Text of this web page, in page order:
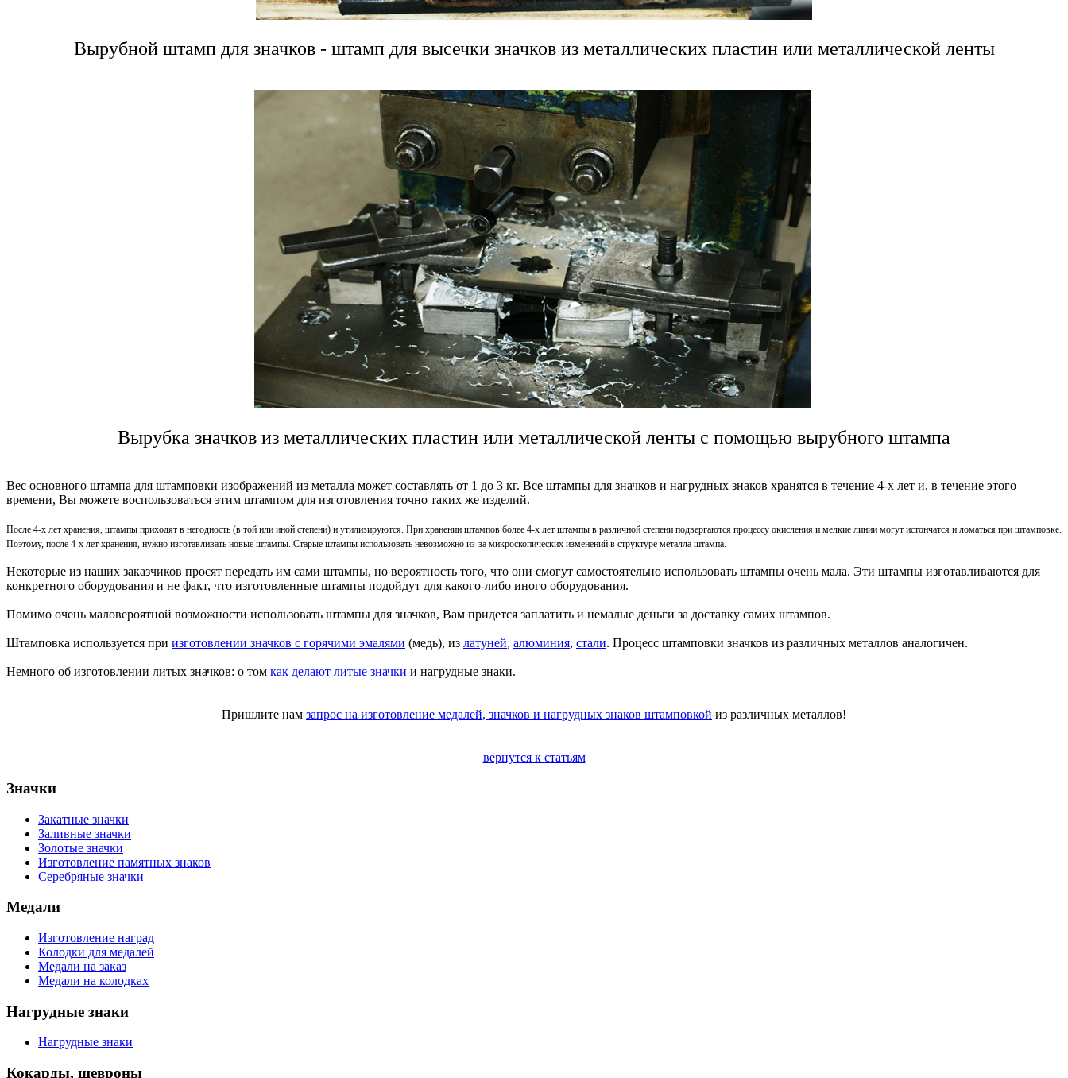
Вырубной штамп для значков - штамп для высечки значков из металлических пластин или металлической ленты
Вырубка значков из металлических пластин или металлической ленты с помощью вырубного штампа
Вес основного штампа для штамповки изображений из металла может составлять от 1 до 3 кг. Все штампы для значков и нагрудных знаков хранятся в течение 4-х лет и, в течение этого
времени, Вы можете воспользоваться этим штампом для изготовления точно таких же изделий.
После 4-х лет хранения, штампы приходят в негодность (в той или иной степени) и утилизируются. При хранении штампов более 4-х лет штампы в различной степени подвергаются процессу окисления и мелкие линии могут истончатся и ломаться при штамповке.
Поэтому, после 4-х лет хранения, нужно изготавливать новые штампы. Старые штампы использовать невозможно из-за микроскопических изменений в структуре металла штампа.
Некоторые из наших заказчиков просят передать им сами штампы, но вероятность того, что они смогут самостоятельно использовать штампы очень мала. Эти штампы изготавливаются для
конкретного оборудования и не факт, что изготовленные штампы подойдут для какого-либо иного оборудования.
Помимо очень маловероятной возможности использовать штампы для значков, Вам придется заплатить и немалые деньги за доставку самих штампов.
Штамповка используется при изготовлении значков с горячими эмалями (медь), из латуней, алюминия, стали. Процесс штамповки значков из различных металлов аналогичен.
Немного об изготовлении литых значков: о том как делают литые значки и нагрудные знаки.
Пришлите нам запрос на изготовление медалей, значков и нагрудных знаков штамповкой из различных металлов!
вернутся к статьям
Значки
Закатные значки
Заливные значки
Золотые значки
Изготовление памятных знаков
Серебряные значки
Медали
Изготовление наград
Колодки для медалей
Медали на заказ
Медали на колодках
Нагрудные знаки
Нагрудные знаки
Кокарды, шевроны